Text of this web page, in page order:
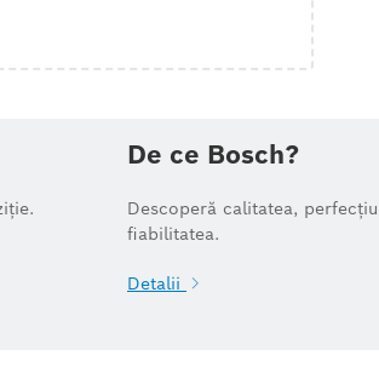
De ce Bosch?
Descoperă calitatea,
fiabilitatea.
Detalii